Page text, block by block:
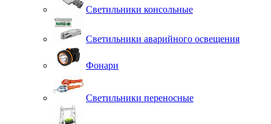
Светильники консольные
Светильники аварийного освещения
Фонари
Светильники переносные